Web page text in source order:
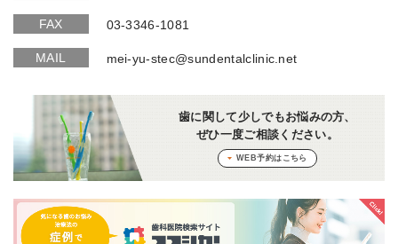
FAX 03-3346-1081
MAIL mei-yu-stec@sundentalclinic.net
歯に関して少しでもお悩みの方、
ぜひ一度ご相談ください。
WEB予約はこちら